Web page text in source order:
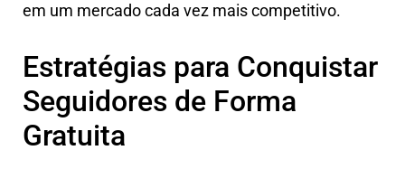
em um mercado cada vez mais competitivo.
Estratégias para Conquistar
Seguidores de Forma
Gratuita